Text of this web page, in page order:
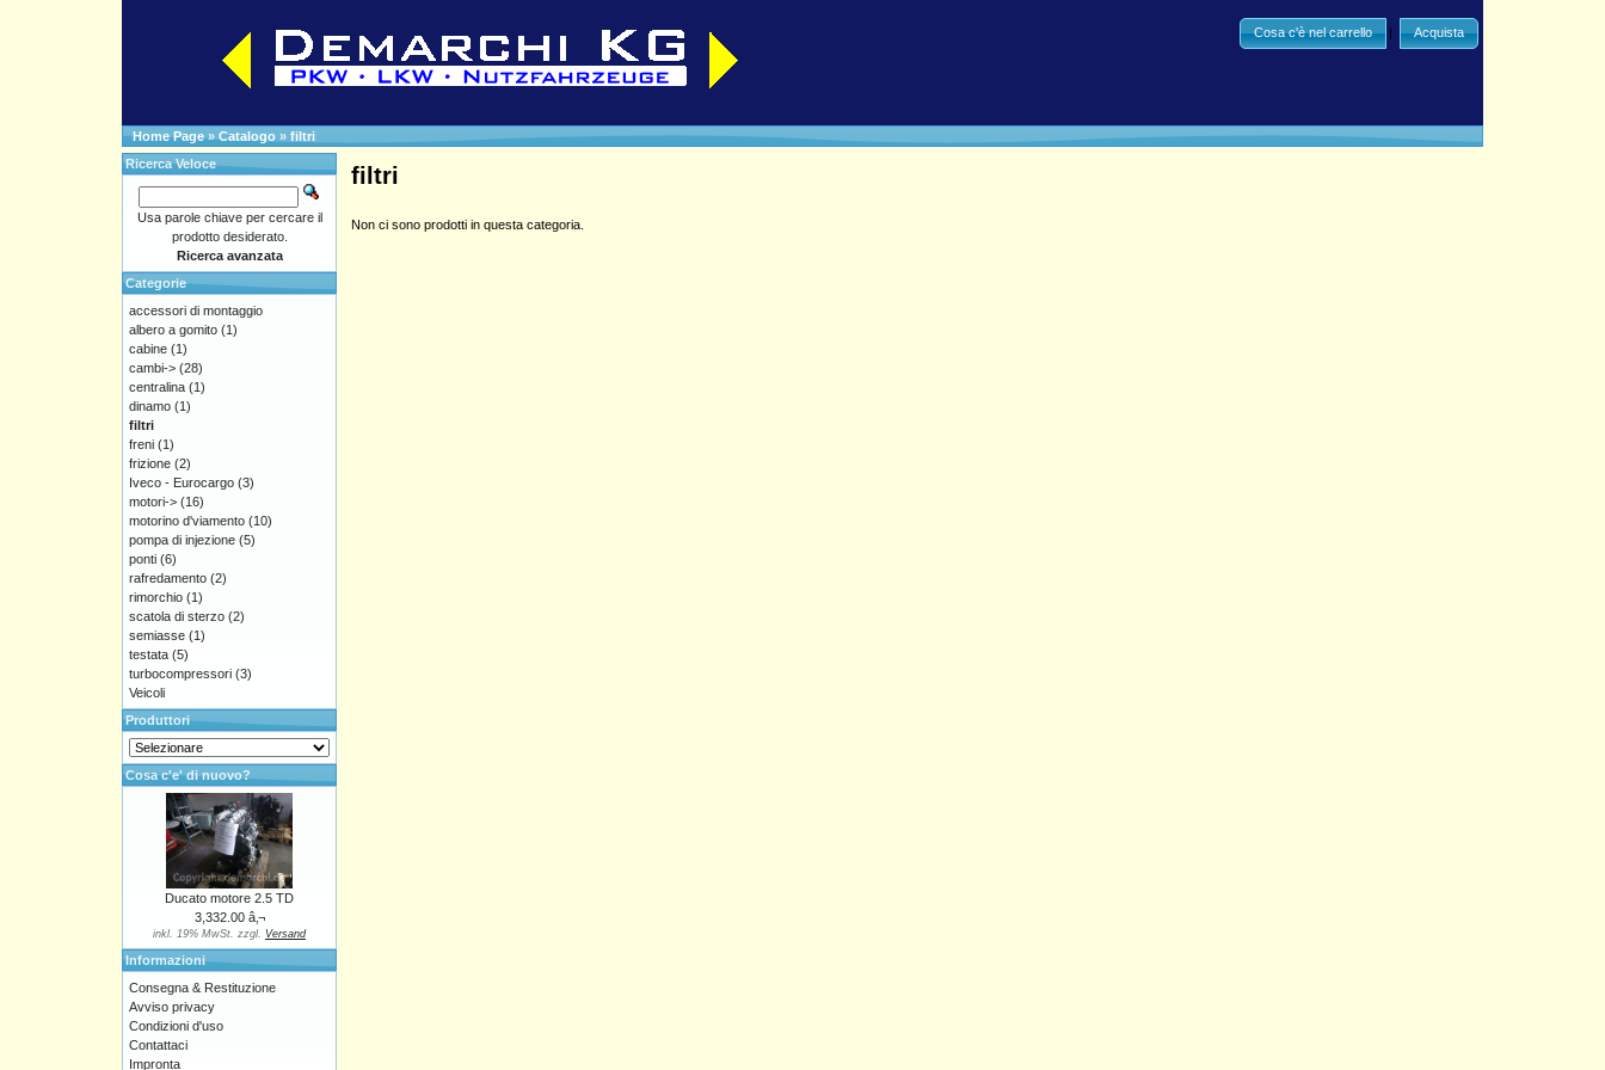
Cosa c'è nel carrello | Acquista
Home Page» Catalogo » filtri
filtri
Non ci sono prodotti in questa categoria.
Ricerca Veloce
Usa parole chiave per cercare il
prodotto desiderato.
Ricerca avanzata
Categorie
accessori di montaggio
albero a gomito (1)
cabine (1)
cambi-> (28)
centralina (1)
dinamo (1)
filtri
freni (1)
frizione (2)
Iveco - Eurocargo (3)
motori-> (16)
motorino d'viamento (10)
pompa di injezione (5)
ponti (6)
rafredamento (2)
rimorchio (1)
scatola di sterzo (2)
semiasse (1)
testata (5)
turbocompressori (3)
Veicoli
Produttori
Cosa c'e' di nuovo?
Ducato motore 2.5 TD
3,332.00 â‚¬
inkl. 19% MwSt. zzgl. Versand
Informazioni
Consegna & Restituzione
Avviso privacy
Condizioni d'uso
Contattaci
Impronta